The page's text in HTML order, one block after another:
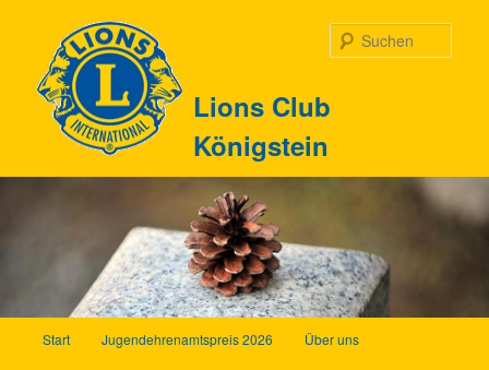
wechseln
Lions Club
Königstein
Start Jugendehrenamtspreis 2026 Über uns